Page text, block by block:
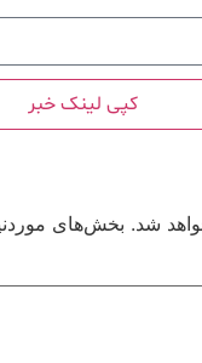
کپی لینک خبر
شد. بخش‌های